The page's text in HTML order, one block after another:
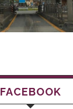
FACEBOOK